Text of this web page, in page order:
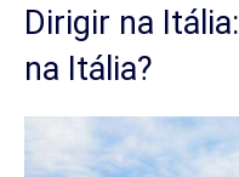
Dirigir na
na Itália?